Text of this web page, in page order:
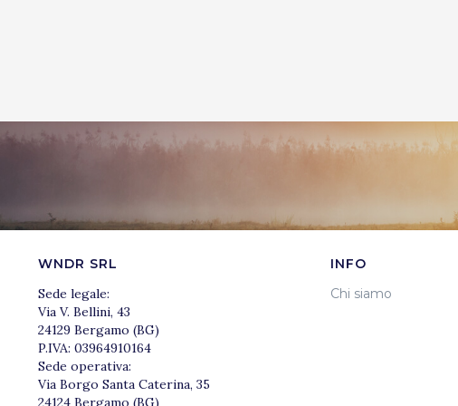
WNDR SRL
Sede legale:
Via V. Bellini, 43
24129 Bergamo (BG)
P.IVA: 03964910164
Sede operativa:
Via Borgo Santa Caterina, 35
24124 Bergamo (BG)
INFO
Chi siamo